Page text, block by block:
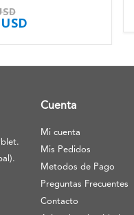
Cuenta
Mi cuenta
Mis Pedidos
Metodos de Pago
Preguntas Frecuentes
Contacto